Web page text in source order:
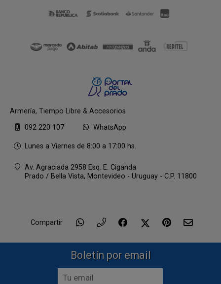
Armería, Tiempo Libre & Accesorios
092 220 107
WhatsApp
Lunes a Viernes de 8:00 a 17:00 hs.
Av. Agraciada 2958 Esq. E. Ciganda
Prado / Bella Vista, Montevideo - Uruguay - C.P. 11800
Compartir
Boletín por email